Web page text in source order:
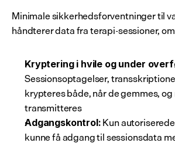
Minimale sikkerhedsforventninger til
håndterer data fra terapi-sessioner,
Kryptering i hvile og under
Sessionsoptagelser,
krypteres både, når de gemmes, og
transmitteres
Adgangskontrol: Kun
kunne få adgang til sessionsdata